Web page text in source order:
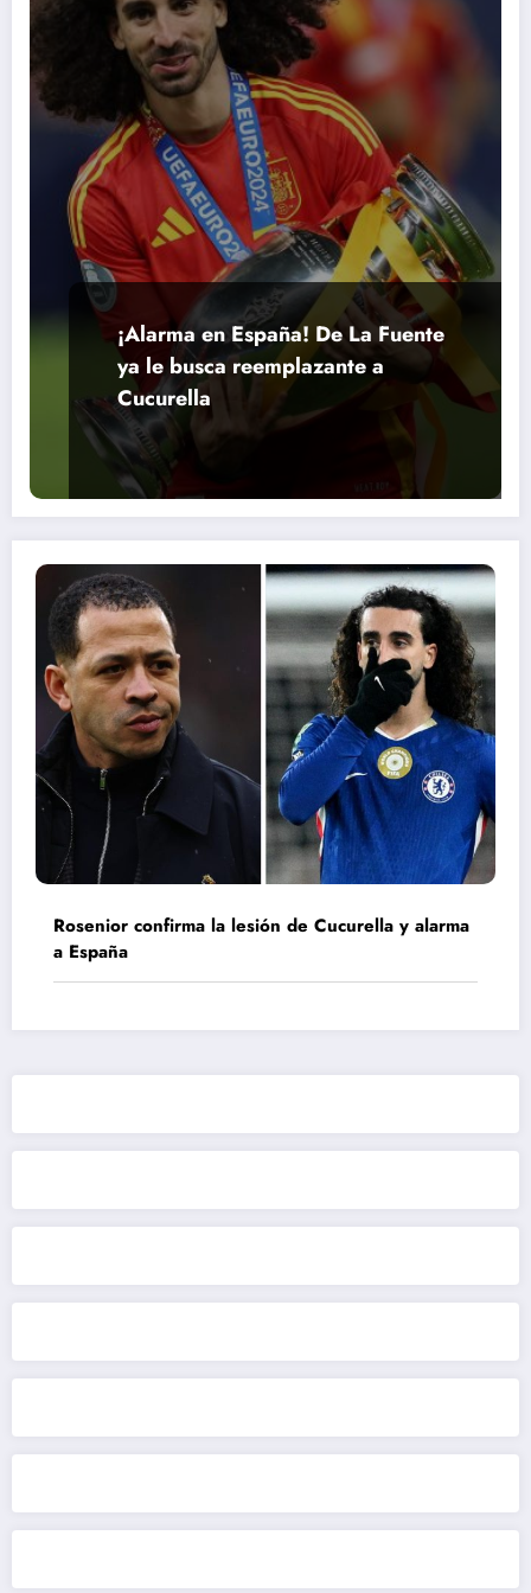
¡Alarma en España! De La Fuente
ya le busca reemplazante a
Cucurella
Rosenior confirma la lesión de Cucurella y alarma
a España